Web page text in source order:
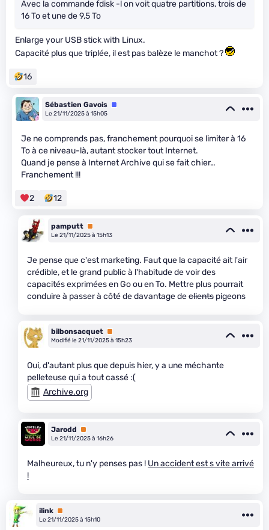
Avec la commande fdisk -l on voit quatre partitions, trois de
16 To et une de 9,5 To
Enlarge your USB stick with Linux.
Capacité plus que triplée, il est pas balèze le manchot ?
16
Sébastien Gavois Équipe
Le 21/11/2025 à 15h05
Je ne comprends pas, franchement pourquoi se limiter à 16
To à ce niveau-là, autant stocker tout Internet.
Quand je pense à Internet Archive qui se fait chier…
Franchement !!!
2 12
pamputt Premium
Le 21/11/2025 à 15h13
Je pense que c'est marketing. Faut que la capacité ait l'air
crédible, et le grand public à l'habitude de voir des
capacités exprimées en Go ou en To. Mettre plus pourrait
conduire à passer à côté de davantage declients pigeons
bilbonsacquet Premium
Modifié le 21/11/2025 à 15h23
Oui, d'autant plus que depuis hier, y a une méchante
pelleteuse qui a tout cassé :(
Archive.org
Jarodd
Premium
Le 21/11/2025 à 16h26
Malheureux, tu n'y penses pas ! Un accident est s vite arrivé
!
ilink Premium
Le 21/11/2025 à 15h10